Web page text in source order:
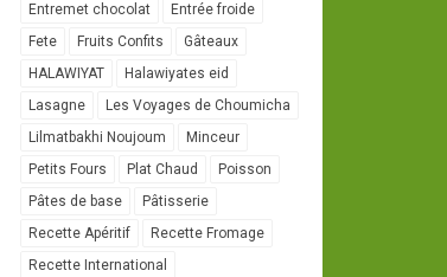
Entremet chocolat
Entrée froide
Fete
Fruits Confits
Gâteaux
HALAWIYAT
Halawiyates eid
Lasagne
Les Voyages de Choumicha
Lilmatbakhi Noujoum
Minceur
Petits Fours
Plat Chaud
Poisson
Pâtes de base
Pâtisserie
Recette Apéritif
Recette Fromage
Recette International